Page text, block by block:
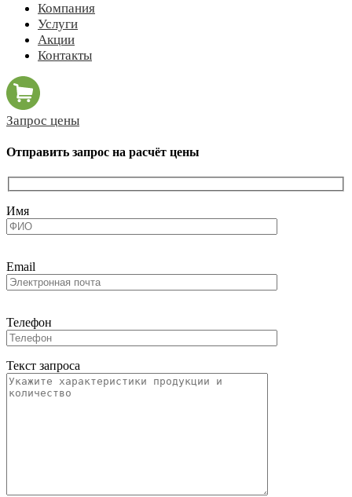
Компания
Услуги
Акции
Контакты
Запрос цены
Отправить запрос на расчёт цены
Имя
Email
Телефон
Текст запроса